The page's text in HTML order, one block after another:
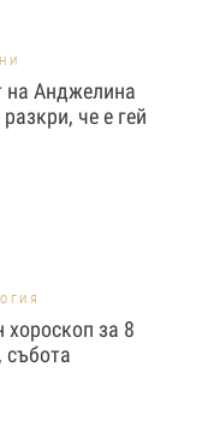
на Анджелина
че е гей
хороскоп за 8
събота